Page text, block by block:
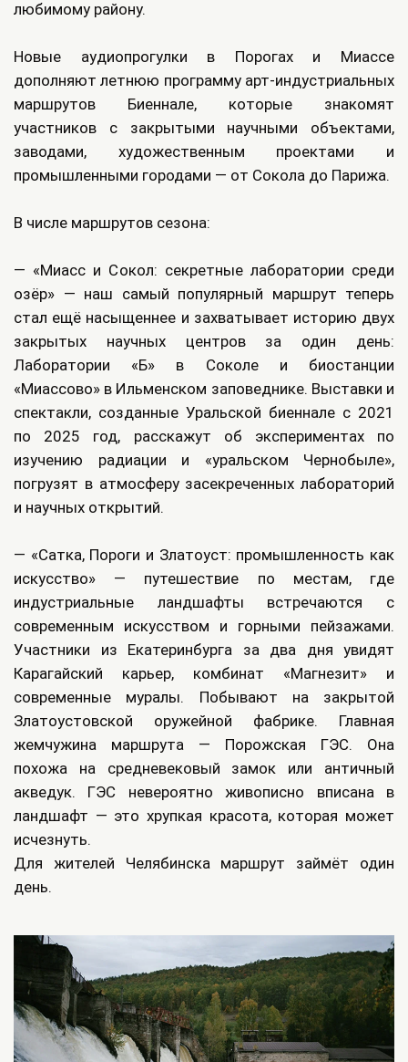
любимому району.
Новые аудиопрогулки в Порогах и Миассе
дополняют летнюю программу арт‑индустриальных
маршрутов Биеннале, которые знакомят
участников с закрытыми научными объектами,
заводами, художественным проектами и
промышленными городами — от Сокола до Парижа.
В числе маршрутов сезона:
— «Миасс и Сокол: секретные лаборатории среди
озёр» — наш самый популярный маршрут теперь
стал ещё насыщеннее и захватывает историю двух
закрытых научных центров за один день:
Лаборатории «Б» в Соколе и биостанции
«Миассово» в Ильменском заповеднике. Выставки и
спектакли, созданные Уральской биеннале с 2021
по 2025 год, расскажут об экспериментах по
изучению радиации и «уральском Чернобыле»,
погрузят в атмосферу засекреченных лабораторий
и научных открытий.
— «Сатка, Пороги и Златоуст: промышленность как
искусство» — путешествие по местам, где
индустриальные ландшафты встречаются с
современным искусством и горными пейзажами.
Участники из Екатеринбурга за два дня увидят
Карагайский карьер, комбинат «Магнезит» и
современные муралы. Побывают на закрытой
Златоустовской оружейной фабрике. Главная
жемчужина маршрута — Порожская ГЭС. Она
похожа на средневековый замок или античный
акведук. ГЭС невероятно живописно вписана в
ландшафт — это хрупкая красота, которая может
исчезнуть.
Для жителей Челябинска маршрут займёт один
день.